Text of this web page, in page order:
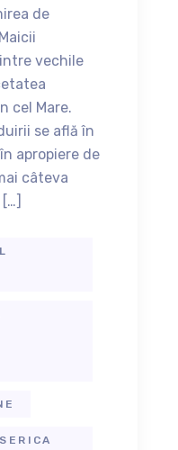
de
vechile
cel Mare.
se află în
apropiere de
câteva